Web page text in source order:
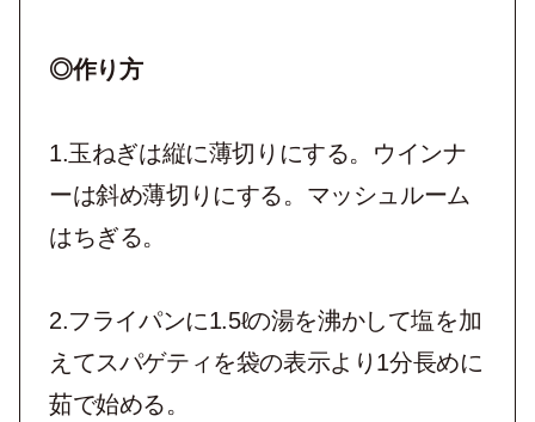
◎作り方
1.玉ねぎは縦に薄切りにする。ウインナ
ーは斜め薄切りにする。マッシュルーム
はちぎる。
2.フライパンに1.5ℓの湯を沸かして塩を加
えてスパゲティを袋の表示より1分長めに
茹で始める。